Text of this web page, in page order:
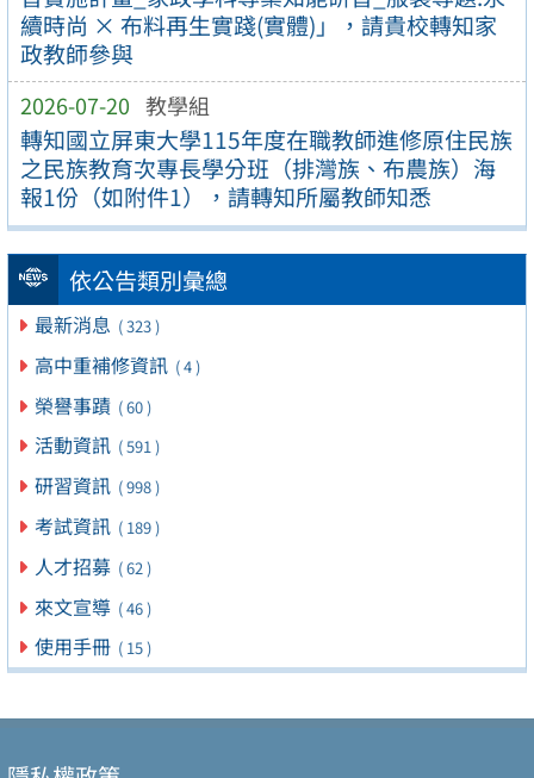
續時尚 × 布料再生實踐(實體)」，請貴校轉知家
政教師參與
2026-07-20 教學組
轉知國立屏東大學115年度在職教師進修原住民族
之民族教育次專長學分班（排灣族、布農族）海
報1份（如附件1），請轉知所屬教師知悉
依公告類別彙總
最新消息 ( 323 )
高中重補修資訊 ( 4 )
榮譽事蹟 ( 60 )
活動資訊 ( 591 )
研習資訊 ( 998 )
考試資訊 ( 189 )
人才招募 ( 62 )
來文宣導 ( 46 )
使用手冊 ( 15 )